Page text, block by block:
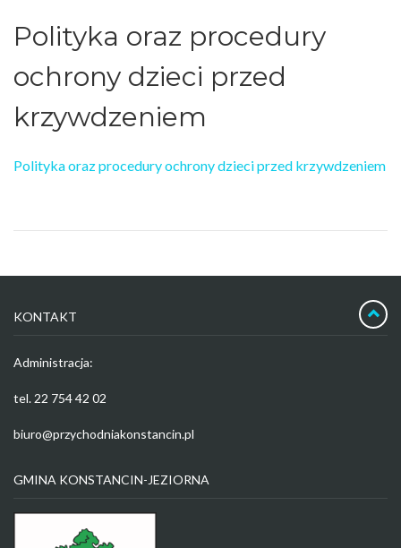
Polityka oraz procedury
ochrony dzieci przed
krzywdzeniem
Polityka oraz procedury ochrony dzieci przed krzywdzeniem
KONTAKT
Administracja:
tel. 22 754 42 02
biuro@przychodniakonstancin.pl
GMINA KONSTANCIN-JEZIORNA